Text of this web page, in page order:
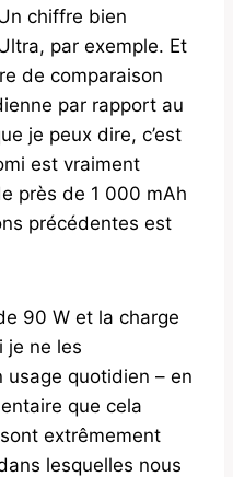
chiffre bien
par exemple. Et
de comparaison
par rapport au
je peux dire, c’est
est vraiment
près de 1 000 mAh
précédentes est
90 W et la charge
je ne les
usage quotidien – en
que cela
extrêmement
lesquelles nous